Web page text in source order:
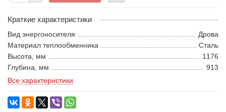
Краткие характеристики
Вид энергоносителя
Дрова
Материал теплообменника
Сталь
Высота, мм
1176
Глубина, мм
913
Все характеристики